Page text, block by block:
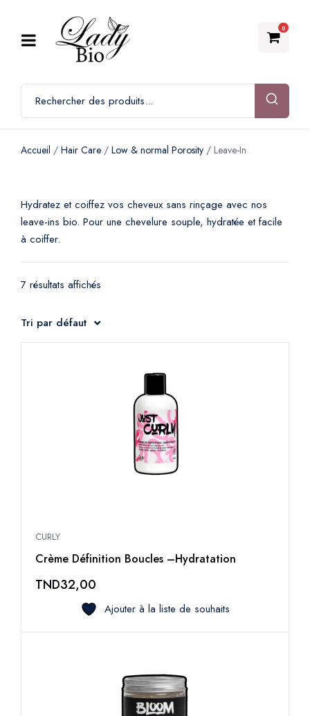
0
Accueil / Hair Care / Low & normal Porosity / Leave-In
Hydratez et coiffez vos cheveux sans rinçage avec nos
leave-ins bio. Pour une chevelure souple, hydratée et facile
à coiffer.
7 résultats affichés
Tri par défaut
CURLY
Crème Définition Boucles –Hydratation
TND32,00
Ajouter à la liste de souhaits